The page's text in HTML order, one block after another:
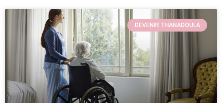
DEVENIR THANADOULA